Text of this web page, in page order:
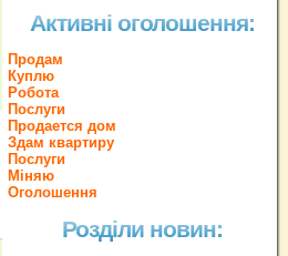
Активні оголошення:
Продам
Куплю
Робота
Послуги
Продается дом
Здам квартиру
Послуги
Міняю
Оголошення
Розділи новин: